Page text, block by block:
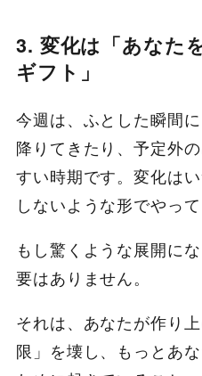
3. 変化は「あなた
ギフト」
今週は、ふとした瞬間
降りてきたり、予定外
すい時期です。変化は
しないような形でやって
もし驚くような展開に
要はありません。
それは、あなたが作り
限」を壊し、もっとあ